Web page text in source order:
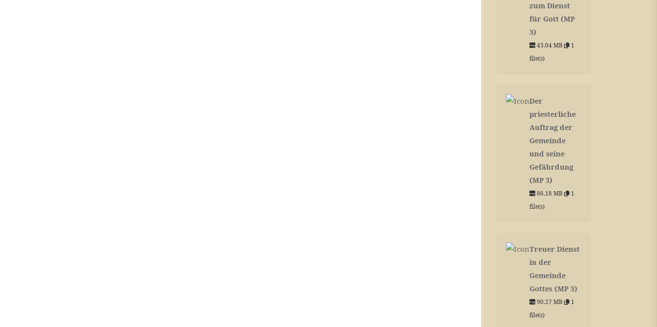
zum Dienst
für Gott (MP
3)
43.04 MB
1
file(s)
Der
priesterliche
Auftrag der
Gemeinde
und seine
Gefährdung
(MP 3)
86.18 MB
1
file(s)
Treuer Dienst
in der
Gemeinde
Gottes (MP 3)
90.27 MB
1
file(s)